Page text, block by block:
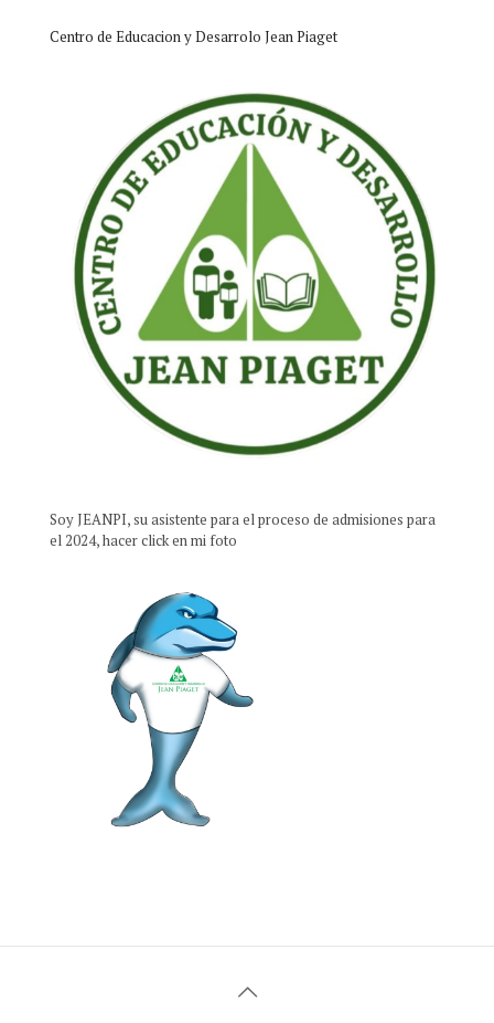
Centro de Educacion y Desarrolo Jean Piaget
Soy JEANPI, su asistente para el proceso de admisiones para
el 2024, hacer click en mi foto